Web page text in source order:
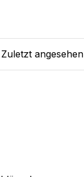
Zuletzt angesehen